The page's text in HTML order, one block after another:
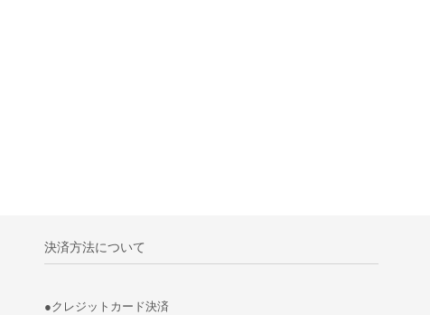
決済方法について
●クレジットカード決済